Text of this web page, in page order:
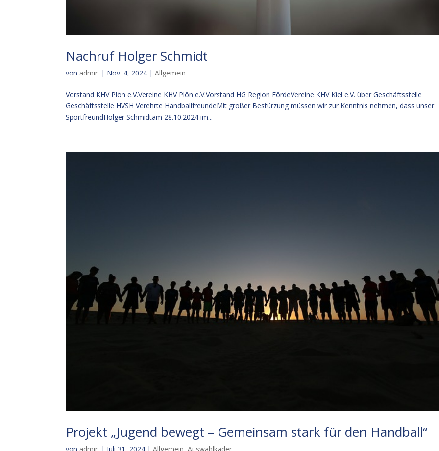
Nachruf Holger Schmidt
von admin | Nov. 4, 2024 |Allgemein
Vorstand KHV Plön e.V.Vereine KHV Plön e.V.Vorstand HG Region FördeVereine KHV Kiel e.V. über Geschäftsstelle
Geschäftsstelle HVSH Verehrte HandballfreundeMit großer Bestürzung müssen wir zur Kenntnis nehmen, dass unser
SportfreundHolger Schmidtam 28.10.2024 im...
Projekt „Jugend bewegt – Gemeinsam stark für den Handball“
von admin | Juli 31, 2024 |Allgemein,Auswahlkader